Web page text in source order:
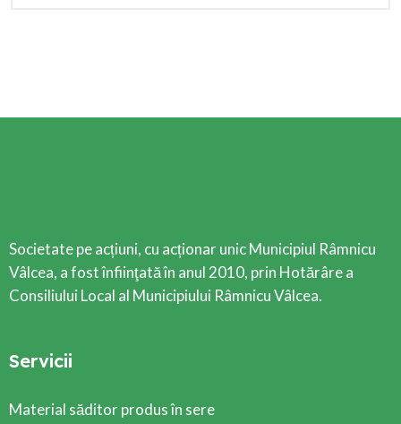
Societate pe acțiuni, cu acționar unic Municipiul Râmnicu
Vâlcea, a fost înfiinţată în anul 2010, prin Hotărâre a
Consiliului Local al Municipiului Râmnicu Vâlcea.
Servicii
Material săditor produs în sere